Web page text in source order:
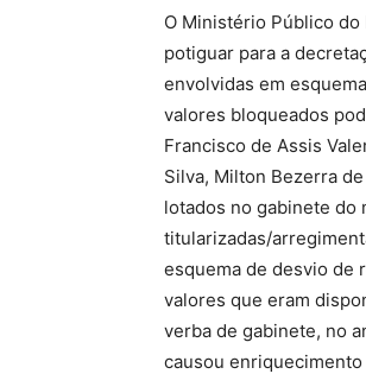
O Ministério Público
potiguar para a
envolvidas em
valores bloqueados
Francisco de Assis
Silva, Milton Bezerra
lotados no gabinete do
titularizadas/
esquema de desvio de
valores que eram
verba de gabinete, no
causou